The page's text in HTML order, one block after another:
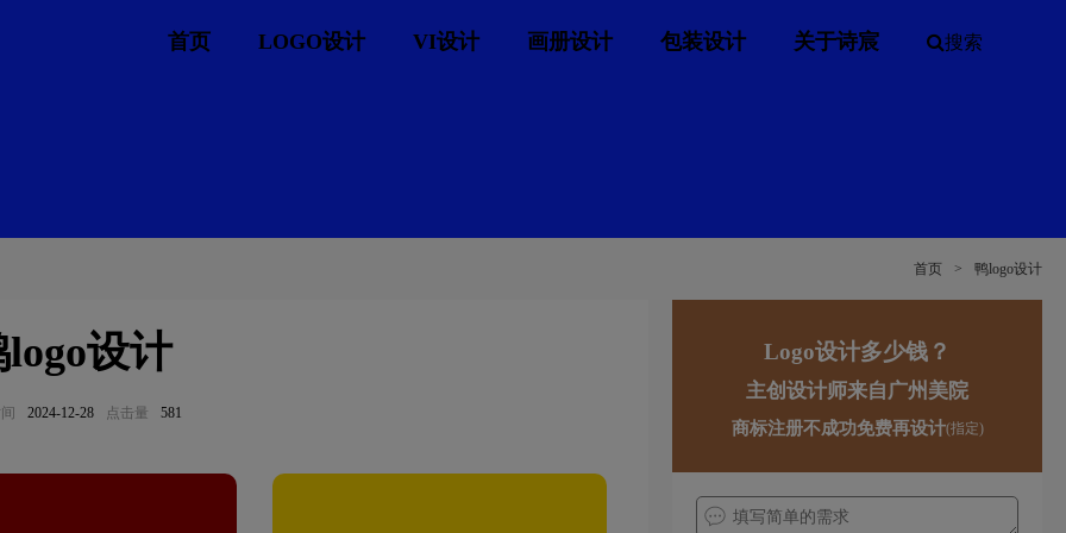
首页 LOGO设计 VI设计 画册设计 包装设计 关于诗宸 搜索
首页 > 鸭logo设计
设计
2024-12-28 点击量 581
Logo设计多少钱？
主创设计师来自广州美院
商标注册不成功免费再设计(指定)